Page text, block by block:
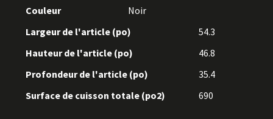
Couleur
Noir
Largeur de l'article (po)
54.3
Hauteur de l'article (po)
46.8
Profondeur de l'article (po)
35.4
Surface de cuisson totale (po2)
690